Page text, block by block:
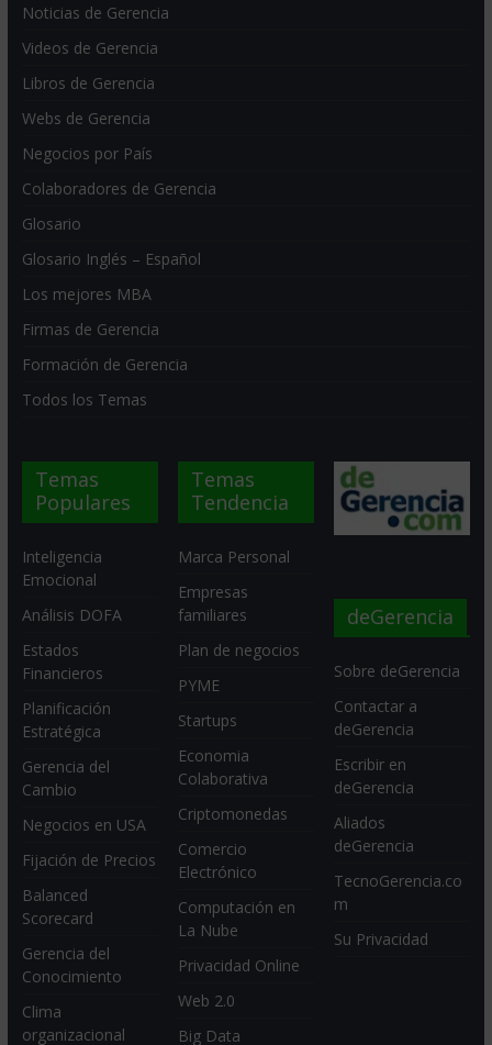
Noticias de Gerencia
Videos de Gerencia
Libros de Gerencia
Webs de Gerencia
Negocios por País
Colaboradores de Gerencia
Glosario
Glosario Inglés – Español
Los mejores MBA
Firmas de Gerencia
Formación de Gerencia
Todos los Temas
Temas
Populares
Inteligencia
Emocional
Análisis DOFA
Estados
Financieros
Planificación
Estratégica
Gerencia del
Cambio
Negocios en USA
Fijación de Precios
Balanced
Scorecard
Gerencia del
Conocimiento
Clima
organizacional
Temas
Tendencia
Marca Personal
Empresas
familiares
Plan de negocios
PYME
Startups
Economia
Colaborativa
Criptomonedas
Comercio
Electrónico
Computación en
La Nube
Privacidad Online
Web 2.0
Big Data
deGerencia
Sobre deGerencia
Contactar a
deGerencia
Escribir en
deGerencia
Aliados
deGerencia
TecnoGerencia.co
m
Su Privacidad